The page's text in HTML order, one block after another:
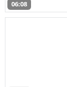
06:08